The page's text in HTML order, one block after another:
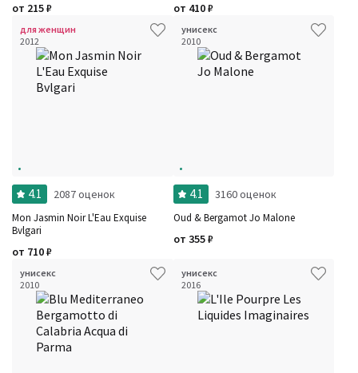
Фильтры
Для кого
от 215₽ от 410₽
для женщин
2012
4.1 2087 оценок
Mon Jasmin Noir L'Eau Exquise
Bvlgari
от 710₽
унисекс
2010
4.1 3160 оценок
Oud & Bergamot Jo Malone
от 355₽
унисекс
2010
унисекс
2016